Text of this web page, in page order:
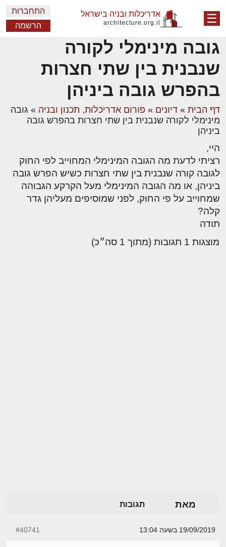
☰ אדריכלות ובניה בישראל
architecture.org.il
התחברות
הרשמה
גובה מינימלי לקורה
שנבנית בין שתי חצרות
בהפרש גובה ביניהן
דף הבית » דיונים » פורום אדריכלות, תכנון ובניה » גובה
מינימלי לקורה שנבנית בין שתי חצרות בהפרש גובה
ביניהן
היי,
רציתי לדעת מה הגובה המינימלי המחוייב לפי החוק
לגובה קורה שנבנית בין שתי חצרות כשיש הפרש גובה
ביניהן, או מה הגובה המינימלי מעל הקרקע הגבוהה
שמחוייב על פי החוק, לפני שמוסיפים מעליהן גדר
קלה?
תודה
מוצגות 1 תגובות (מתוך 1 סה״כ)
מאת תגובות
19/09/2019 בשעה 13:04 #40741